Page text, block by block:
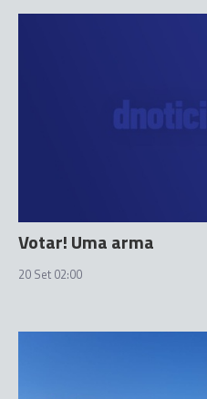
Votar! Uma arma
20 Set 02:00